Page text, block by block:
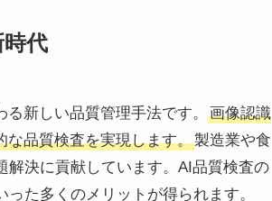
代
新しい品質管理手法です。
画像認識
な品質検査を実現します。製造業や食
決に貢献しています。AI品質検査の
た多くのメリットが得られます。